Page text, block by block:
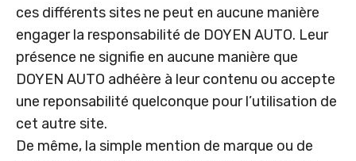
ces différents sites ne peut en aucune manière
engager la responsabilité de DOYEN AUTO. Leur
présence ne signifie en aucune manière que
DOYEN AUTO adhéère à leur contenu ou accepte
une reponsabilité quelconque pour l’utilisation de
cet autre site.
De même, la simple mention de marque ou de